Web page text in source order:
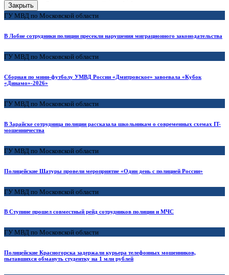
Закрыть
ГУ МВД по Московской области
В Лобне сотрудники полиции пресекли нарушения миграционного законодательства
ГУ МВД по Московской области
Сборная по мини-футболу УМВД России «Дмитровское» завоевала «Кубок
«Динамо»-2026»
ГУ МВД по Московской области
В Зарайске сотрудница полиции рассказала школьникам о современных схемах IT-
мошенничества
ГУ МВД по Московской области
Полицейские Шатуры провели мероприятие «Один день с полицией России»
ГУ МВД по Московской области
В Ступине прошел совместный рейд сотрудников полиции и МЧС
ГУ МВД по Московской области
Полицейские Красногорска задержали курьера телефонных мошенников,
пытавшихся обмануть студентку на 1 млн рублей